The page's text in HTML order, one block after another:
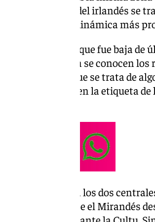
En el caso del irlandés se
volver a la dinámica más
es el del extremo, que fue baja
de Ebro y ya se conocen
a Dorrio sí que se trata de
malaguista le ponen la etiqueta
Funes recupera a los dos
sanción ante el Mirandés